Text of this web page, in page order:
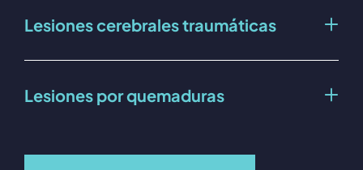
Lesiones cerebrales traumáticas
Lesiones por quemaduras